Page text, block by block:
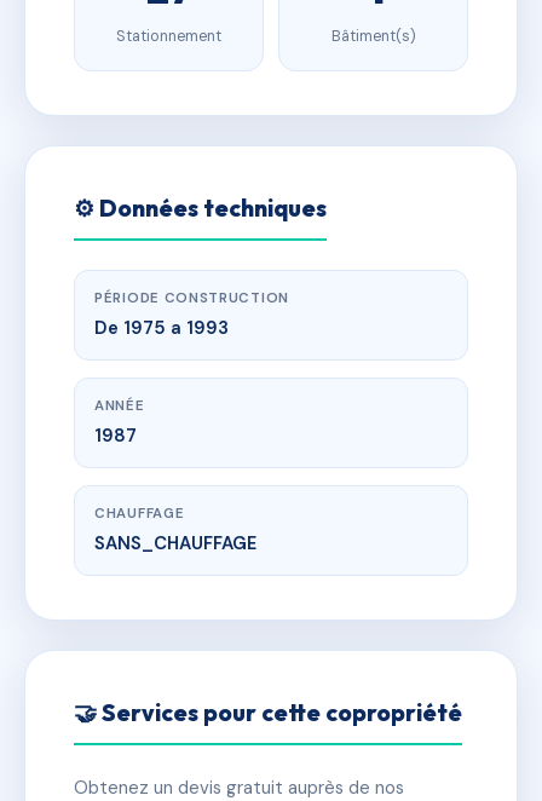
Stationnement Bâtiment(s)
⚙️ Données techniques
PÉRIODE CONSTRUCTION
De 1975 a 1993
ANNÉE
1987
CHAUFFAGE
SANS_CHAUFFAGE
🤝 Services pour cette copropriété
Obtenez un devis gratuit auprès de nos